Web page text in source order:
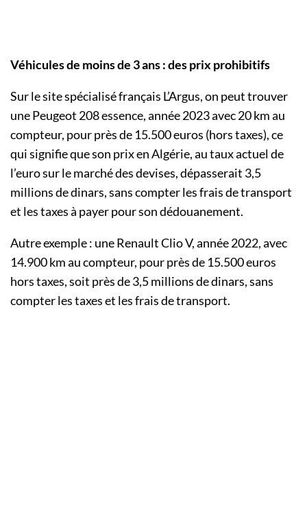
Véhicules de moins de 3 ans : des prix prohibitifs
Sur le site spécialisé français L’Argus, on peut trouver
une Peugeot 208 essence, année 2023 avec 20 km au
compteur, pour près de 15.500 euros (hors taxes), ce
qui signifie que son prix en Algérie, au taux actuel de
l’euro sur le marché des devises, dépasserait 3,5
millions de dinars, sans compter les frais de transport
et les taxes à payer pour son dédouanement.
Autre exemple : une Renault Clio V, année 2022, avec
14.900 km au compteur, pour près de 15.500 euros
hors taxes, soit près de 3,5 millions de dinars, sans
compter les taxes et les frais de transport.